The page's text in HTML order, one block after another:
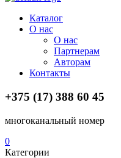
Каталог
О нас
О нас
Партнерам
Авторам
Контакты
+375 (17) 388 60 45
многоканальный номер
0
Категории